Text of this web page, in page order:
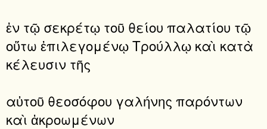
ἐν τῷ σεκρέτῳ τοῦ θείου παλατίου τῷ
οὕτω ἐπιλεγομένῳ Τρούλλῳ καὶ κατὰ
κέλευσιν τῆς
αὐτοῦ θεοσόφου γαλήνης παρόντων
καὶ ἀκροωμένων